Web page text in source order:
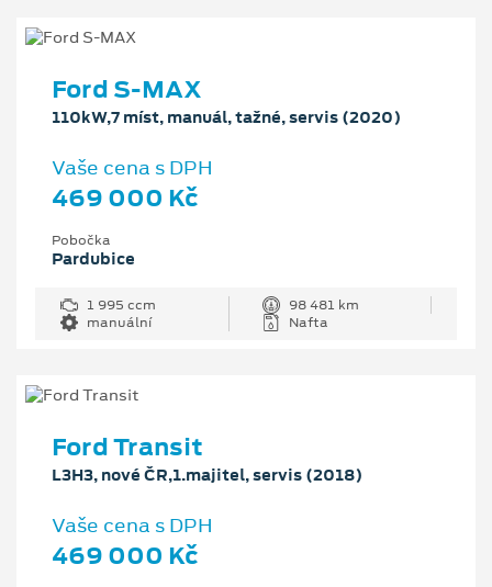
Ford S-MAX
110kW,7 míst, manuál, tažné, servis (2020)
Vaše cena s DPH
469 000 Kč
Pobočka
Pardubice
1 995 ccm
98 481 km
manuální
Nafta
Ford Transit
L3H3, nové ČR,1.majitel, servis (2018)
Vaše cena s DPH
469 000 Kč